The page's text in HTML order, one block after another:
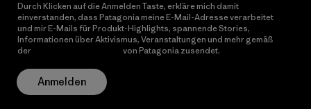
Durch Klicken auf die Anmelden Taste, erkläre mich damit
einverstanden, dass Patagonia meine E-Mail-Adresse verarbeitet
und mir E-Mails für Produkt-Highlights, spannende Stories,
Informationen über Aktivismus, Veranstaltungen und mehr gemäß
der
von Patagonia zusendet.
Anmelden